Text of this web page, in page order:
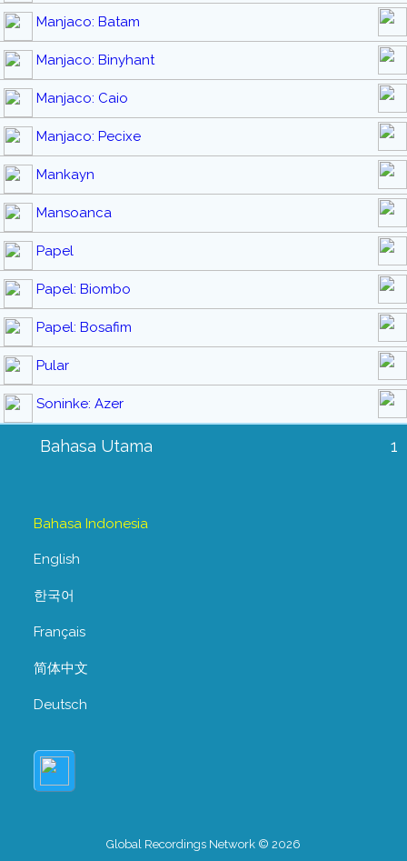
Manjaco: Batam
Manjaco: Binyhant
Manjaco: Caio
Manjaco: Pecixe
Mankayn
Mansoanca
Papel
Papel: Biombo
Papel: Bosafim
Pular
Soninke: Azer
Bahasa Utama 1
Bahasa Indonesia
English
한국어
Français
简体中文
Deutsch
Global Recordings Network © 2026